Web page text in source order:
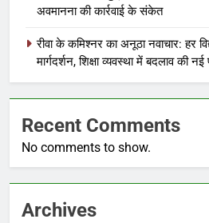
अवमानना की कार्रवाई के संकेत
रीवा के कमिश्नर का अनूठा नवाचार: हर
मार्गदर्शन, शिक्षा व्यवस्था में बदलाव की
Recent Comments
No comments to show.
Archives